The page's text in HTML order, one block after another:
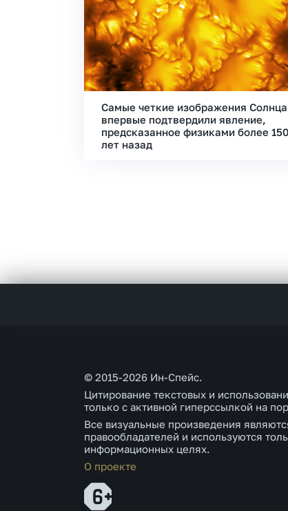
Самые четкие изображения Солнца
впервые подтвердили явление,
предсказанное физиками более 150
лет назад
© 2015-2026 Ин-Спейс.
Цитирование текстовых и
только с активной гиперссылкой на
Все визуальные произведения
правообладателей и используются
информационных целях.
О проекте